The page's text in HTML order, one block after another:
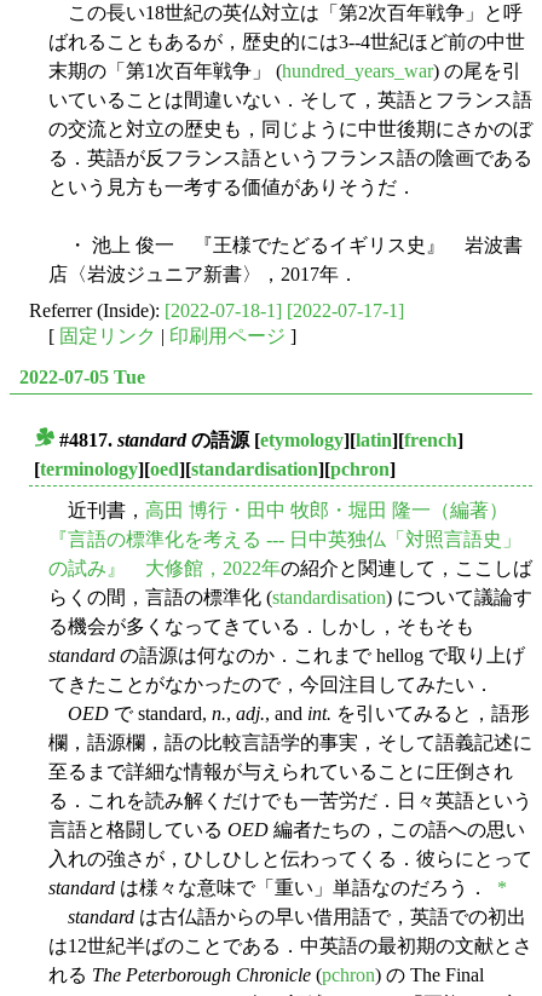
この長い18世紀の英仏対立は「第2次百年戦争」と呼
ばれることもあるが，歴史的には3--4世紀ほど前の中世
末期の「第1次百年戦争」 (hundred_years_war) の尾を引
いていることは間違いない．そして，英語とフランス語
の交流と対立の歴史も，同じように中世後期にさかのぼ
る．英語が反フランス語というフランス語の陰画である
という見方も一考する価値がありそうだ．
・ 池上 俊一 『王様でたどるイギリス史』 岩波書
店〈岩波ジュニア新書〉，2017年．
Referrer (Inside): [2022-07-18-1] [2022-07-17-1]
[ 固定リンク | 印刷用ページ ]
2022-07-05 Tue
#4817. standardの語源 [etymology][latin][french]
[terminology][oed][standardisation][pchron]
近刊書， 高田 博行・田中 牧郎・堀田 隆一（編著）
『言語の標準化を考える --- 日中英独仏「対照言語史」
の試み』 大修館，2022年の紹介と関連して，ここしば
らくの間，言語の標準化 (standardisation) について議論す
る機会が多くなってきている．しかし，そもそも
standard の語源は何なのか．これまで hellog で取り上げ
てきたことがなかったので，今回注目してみたい．
OED で standard, n., adj., and int. を引いてみると，語形
欄，語源欄，語の比較言語学的事実，そして語義記述に
至るまで詳細な情報が与えられていることに圧倒され
る．これを読み解くだけでも一苦労だ．日々英語という
言語と格闘している OED 編者たちの，この語への思い
入れの強さが，ひしひしと伝わってくる．彼らにとって
standard は様々な意味で「重い」単語なのだろう． *
standard は古仏語からの早い借用語で，英語での初出
は12世紀半ばのことである．中英語の最初期の文献とさ
れる The Peterborough Chronicle (pchron) の The Final